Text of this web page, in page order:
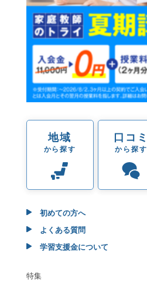
地域
から探す
口コミ
から探す
初めての方へ
よくある質問
学習支援金について
特集